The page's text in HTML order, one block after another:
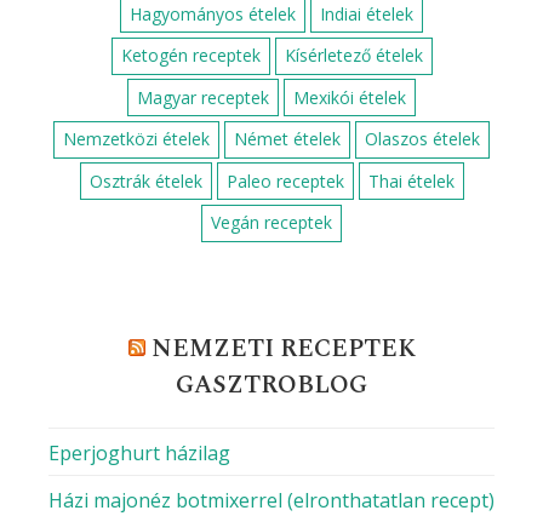
Hagyományos ételek
Indiai ételek
Ketogén receptek
Kísérletező ételek
Magyar receptek
Mexikói ételek
Nemzetközi ételek
Német ételek
Olaszos ételek
Osztrák ételek
Paleo receptek
Thai ételek
Vegán receptek
NEMZETI RECEPTEK
GASZTROBLOG
Eperjoghurt házilag
Házi majonéz botmixerrel (elronthatatlan recept)